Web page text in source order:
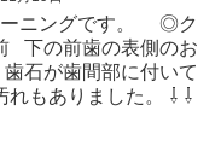
ーニングです。 ◎ク
下の前歯の表側のお
石が歯間部に付いて
れもありました。 ⇩ ⇩